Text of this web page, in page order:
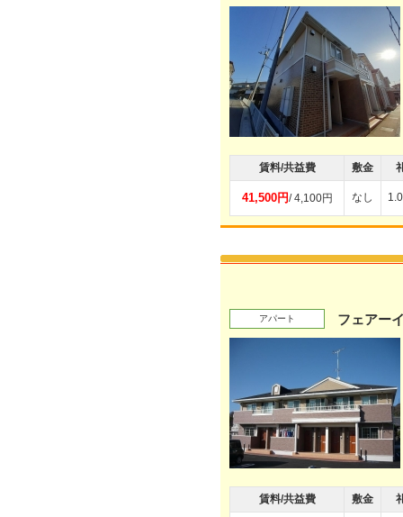
賃料/共益費 敷金
41,500円/ 4,100円 なし
アパート フェアー
賃料/共益費 敷金